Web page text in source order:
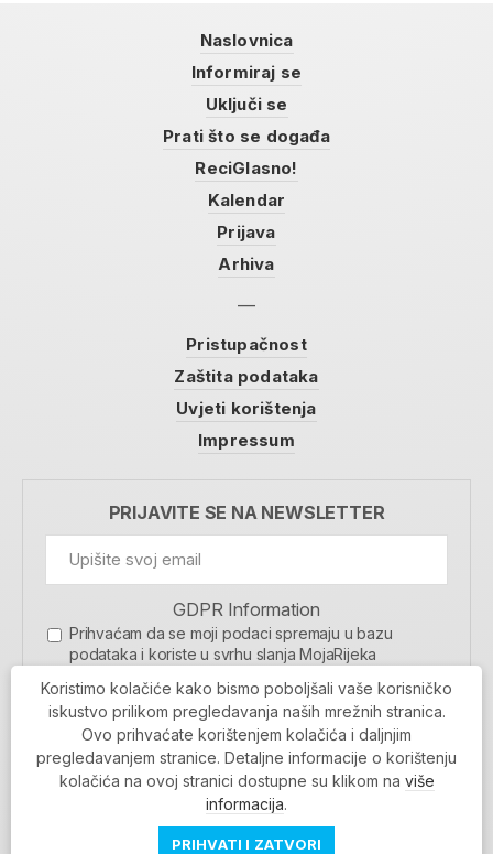
Naslovnica
Informiraj se
Uključi se
Prati što se događa
ReciGlasno!
Kalendar
Prijava
Arhiva
Pristupačnost
Zaštita podataka
Uvjeti korištenja
Impressum
PRIJAVITE SE NA NEWSLETTER
GDPR Information
Prihvaćam da se moji podaci spremaju u bazu
podataka i koriste u svrhu slanja MojaRijeka
MOJARIJEKA NEWSLETTER
PRIJAVI SE
Koristimo kolačiće kako bismo poboljšali vaše korisničko
iskustvo prilikom pregledavanja naših mrežnih stranica.
Ovo prihvaćate korištenjem kolačića i daljnjim
pregledavanjem stranice. Detaljne informacije o korištenju
kolačića na ovoj stranici dostupne su klikom na više
informacija.
PRIHVATI I ZATVORI